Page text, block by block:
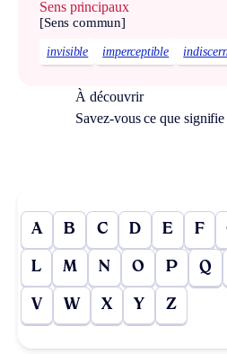
Sens principaux
[Sens commun]
invisible imperceptible
À découvrir
Savez-vous ce que
A B C D E F
L M N O P Q
V W X Y Z